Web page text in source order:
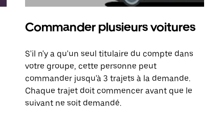
Commander plusieurs voitures
S'il n'y a qu'un seul titulaire du compte dans
votre groupe, cette personne peut
commander jusqu'à 3 trajets à la demande.
Chaque trajet doit commencer avant que le
suivant ne soit demandé.